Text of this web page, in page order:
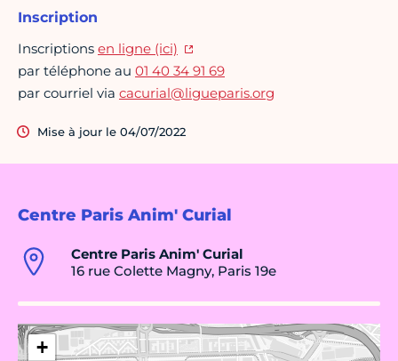
Centre Paris Anim' Curial
Centre Paris Anim' Curial
16 rue Colette Magny, Paris 19e
+
Inscription
Inscriptions en ligne (ici)
par téléphone au 01 40 34 91 69
par courriel via cacurial@ligueparis.org
Mise à jour le 04/07/2022